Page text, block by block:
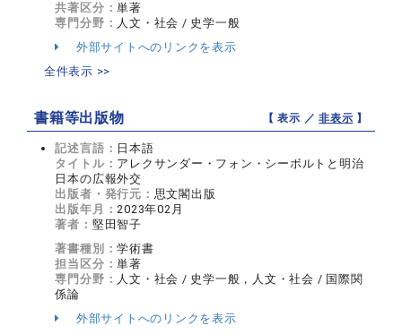
共著区分：単著
専門分野： 人文・社会 / 史学一般
外部サイトへのリンクを表示
全件表示 >>
書籍等出版物 【 表示 ／非表示 】
記述言語： 日本語
タイトル： アレクサンダー・フォン・シーボルトと明治
日本の広報外交
出版者・発行元： 思文閣出版
出版年月：2023年02月
著者： 堅田智子
著書種別：学術書
担当区分：単著
専門分野： 人文・社会 / 史学一般，人文・社会 / 国際関
係論
外部サイトへのリンクを表示